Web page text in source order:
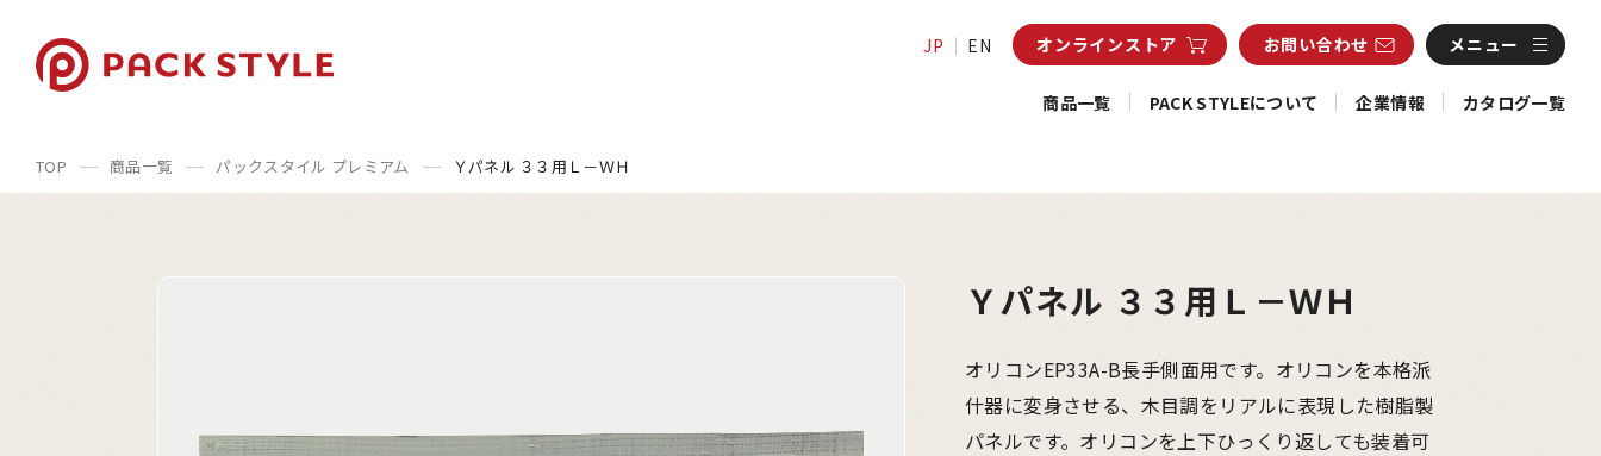
JP EN オンラインストア お問い合わせ メニュー
商品一覧 PACK STYLEについて 企業情報 カタログ一覧
TOP 商品一覧 パックスタイル プレミアム Ｙパネル ３３用Ｌ－ＷＨ
Ｙパネル ３３用Ｌ－ＷＨ
オリコンEP33A-B長手側面用です。オリコンを本格派
什器に変身させる、木目調をリアルに表現した樹脂製
パネルです。オリコンを上下ひっくり返しても装着可